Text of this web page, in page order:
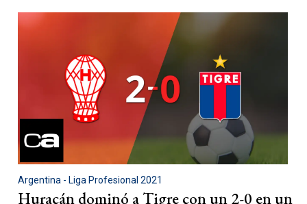
Argentina - Liga Profesional 2021
Huracán dominó a Tigre con un 2-0 en un